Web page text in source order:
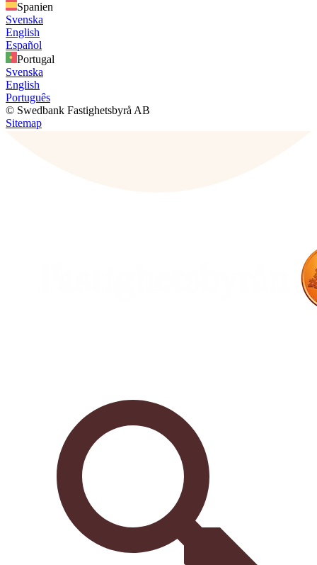
Spanien
Svenska
English
Español
Portugal
Svenska
English
Português
© Swedbank Fastighetsbyrå AB
Sitemap